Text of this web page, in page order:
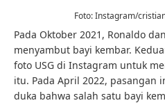
Foto: Instagram/
Pada Oktober 2021, Ronaldo
menyambut bayi kembar.
foto USG di Instagram untuk
itu. Pada April 2022, pasangan
duka bahwa salah satu bayi